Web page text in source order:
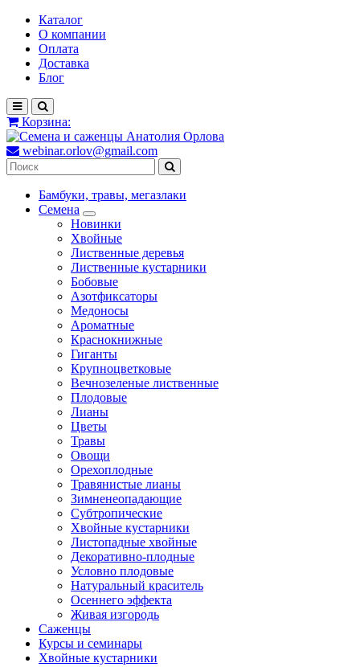
Каталог
О компании
Оплата
Доставка
Блог
Корзина:
webinar.orlov@gmail.com
Бамбуки, травы, мегазлаки
Семена
Новинки
Хвойные
Лиственные деревья
Лиственные кустарники
Бобовые
Азотфиксаторы
Медоносы
Ароматные
Краснокнижные
Гиганты
Крупноцветковые
Вечнозеленые лиственные
Плодовые
Лианы
Цветы
Травы
Овощи
Орехоплодные
Травянистые лианы
Зимненеопадающие
Субтропические
Хвойные кустарники
Листопадные хвойные
Декоративно-плодные
Условно плодовые
Натуральный краситель
Осеннего эффекта
Живая изгородь
Саженцы
Курсы и семинары
Хвойные кустарники